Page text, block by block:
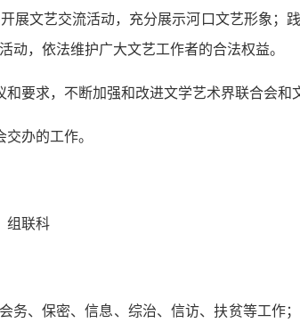
展文艺交流活动，充分展示河口文艺形象；
动，依法维护广大文艺工作者的合法权益。
要求，不断加强和改进文学艺术界联合会和
办的工作。
组联科
务、保密、信息、综治、信访、扶贫等工作